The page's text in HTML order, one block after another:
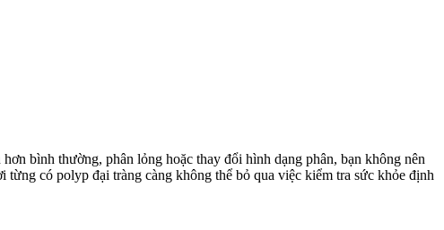
bình thường, phân lỏng hoặc thay đổi hình dạng phân, bạn không nên
có polyp đại tràng càng không thể bỏ qua việc kiểm tra sức khỏe định